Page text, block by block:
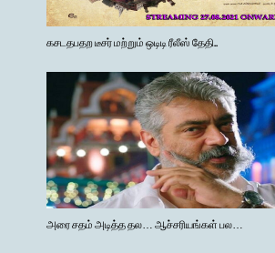
கசடதபதற டீசர் மற்றும் ஒடிடி ரீலீஸ் தேதி..
அரை சதம் அடித்த தல… ஆச்சரியங்கள் பல…